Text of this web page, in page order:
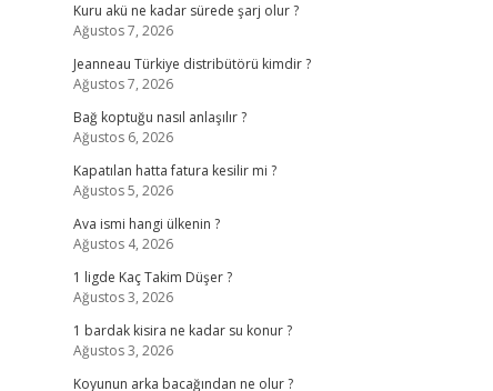
Kuru akü ne kadar sürede şarj olur ?
Ağustos 7, 2026
Jeanneau Türkiye distribütörü kimdir ?
Ağustos 7, 2026
Bağ koptuğu nasıl anlaşılır ?
Ağustos 6, 2026
Kapatılan hatta fatura kesilir mi ?
Ağustos 5, 2026
Ava ismi hangi ülkenin ?
Ağustos 4, 2026
1 ligde Kaç Takim Düşer ?
Ağustos 3, 2026
1 bardak kisira ne kadar su konur ?
Ağustos 3, 2026
Koyunun arka bacağından ne olur ?